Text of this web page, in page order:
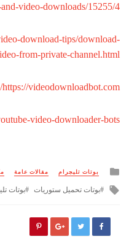
video-downloads/15255/4
download-tips/download-
from-private-channel.html
https://videodownloadbot.com/
video-downloader-bots/
Posted
بوتات تليجرام مقالات عامة
Tagged
بوتات تحميل ستوريات بوتات